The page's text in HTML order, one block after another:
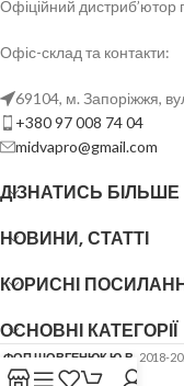
Офіційний дистриб’ютор
Офіс-склад та контакти:
69104, м. Запоріжжя,
+380 97 008 74 04
midvapro@gmail.com
ДІЗНАТИСЬ БІЛЬШЕ
НОВИНИ, СТАТТІ
КОРИСНІ
ОСНОВНІ КАТЕГОРІЇ
ФОП ШОВГЕНЮК Ю.В. 2018-